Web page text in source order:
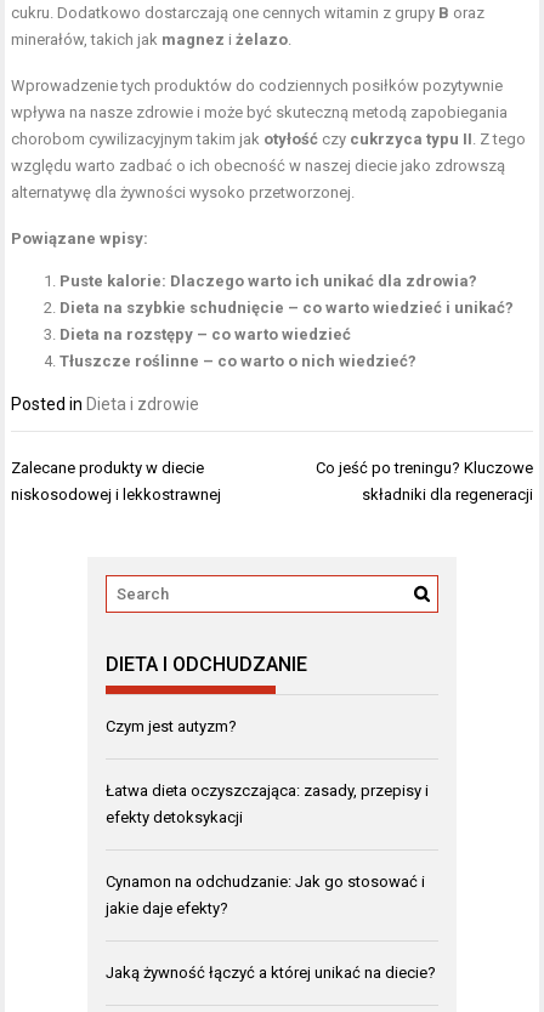
cukru. Dodatkowo dostarczają one cennych witamin z grupy B oraz
minerałów, takich jak magnez iżelazo
Wprowadzenie tych produktów do codziennych posiłków pozytywnie
wpływa na nasze zdrowie i może być skuteczną metodą zapobiegania
chorobom cywilizacyjnym takim jak otyłość czy cukrzyca typu II . Z tego
względu warto zadbać o ich obecność w naszej diecie jako zdrowszą
alternatywę dla żywności wysoko przetworzonej.
Powiązane wpisy:
Puste kalorie: Dlaczego warto ich unikać dla zdrowia?
Dieta na szybkie schudnięcie – co warto wiedzieć i unikać?
Dieta na rozstępy – co warto wiedzieć
Tłuszcze roślinne – co warto o nich wiedzieć?
Posted in Dieta i zdrowie
Nawigacja
wpisu
Zalecane produkty w diecie
niskosodowej i lekkostrawnej
Co jeść po treningu? Kluczowe
składniki dla regeneracji
DIETA I ODCHUDZANIE
Czym jest autyzm?
Łatwa dieta oczyszczająca: zasady, przepisy i
efekty detoksykacji
Cynamon na odchudzanie: Jak go stosować i
jakie daje efekty?
Jaką żywność łączyć a której unikać na diecie?